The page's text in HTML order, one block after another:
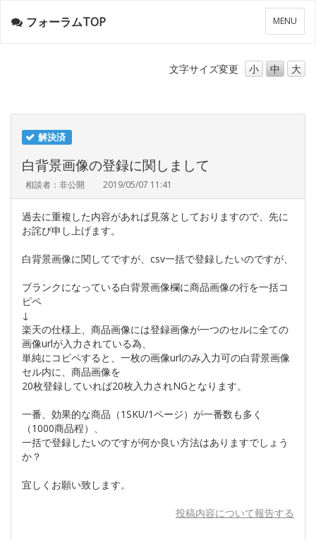
メ
ニ
ー
MENU
フォーラムTOP
文字サイズ変更 小 中 大
解決済
白背景画像の登録に関しまして
相談者：非公開 2019/05/07 11:41
過去に重複した内容があれば見落としておりますので、先に
お詫び申し上げます。
白背景画像に関してですが、csv一括で登録したいのですが、
ブランクになっている白背景画像欄に商品画像の行を一括コ
ピペ
↓
楽天の仕様上、商品画像には登録画像が一つのセルに全ての
画像urlが入力されている為、
単純にコピペすると、一枚の画像urlのみ入力可の白背景画像
セル内に、商品画像を
20枚登録していれば20枚入力されNGとなります。
一番、効果的な商品（1SKU/1ページ）が一番数も多く
（1000商品程）、
一括で登録したいのですが何か良い方法はありますでしょう
か？
宜しくお願い致します。
投稿内容について報告する